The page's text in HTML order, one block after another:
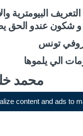
content and ads to
البيومترية والا
و شكون عندو الحق
تونس
محمد